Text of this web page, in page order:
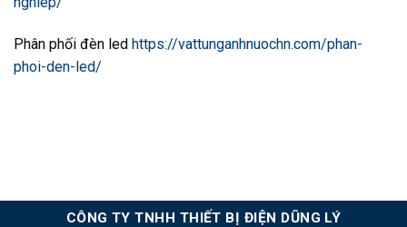
Phân phối đèn led https://vattunganhnuochn.com/phan-
phoi-den-led/
CÔNG TY TNHH THIẾT BỊ ĐIỆN DŨNG LÝ